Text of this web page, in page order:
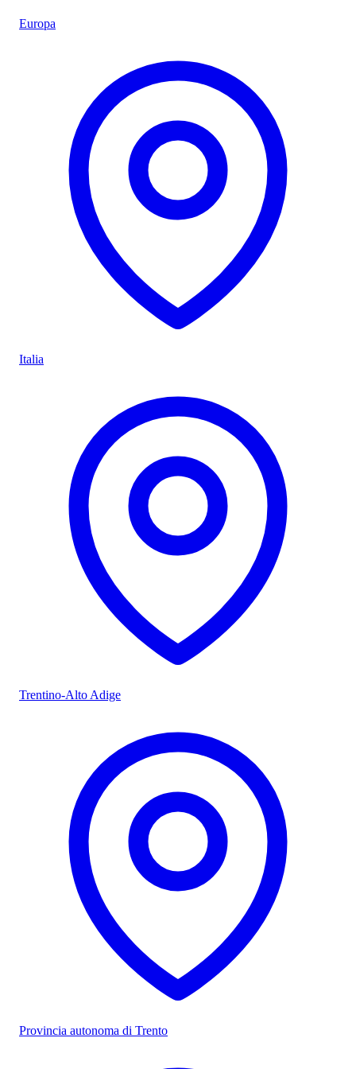
Europa
Italia
Trentino-Alto Adige
Provincia autonoma di Trento